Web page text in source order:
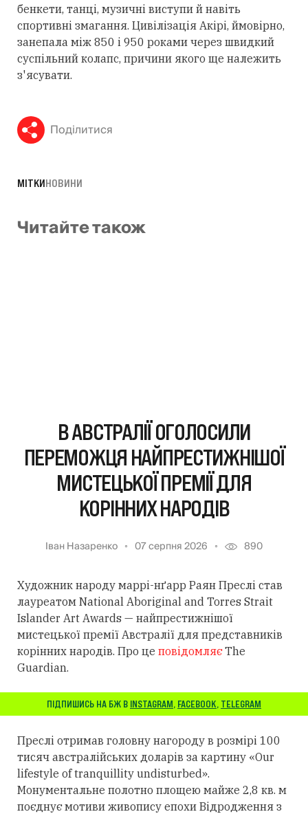
бенкети, танці, музичні виступи й навіть
спортивні змагання. Цивілізація Акірі, ймовірно,
занепала між 850 і 950 роками через швидкий
суспільний колапс, причини якого ще належить
з'ясувати.
Поділитися
МІТКИНОВИНИ
Читайте також
В АВСТРАЛІЇ ОГОЛОСИЛИ
ПЕРЕМОЖЦЯ НАЙПРЕСТИЖНІШОЇ
МИСТЕЦЬКОЇ ПРЕМІЇ ДЛЯ
КОРІННИХ НАРОДІВ
Іван Назаренко 07 серпня 2026 890
Художник народу маррі-нґарр Раян Преслі став
лауреатом National Aboriginal and Torres Strait
Islander Art Awards — найпрестижнішої
мистецької премії Австралії для представників
корінних народів. Про це повідомляєThe
Guardian.
ПІДПИШИСЬ НА БЖ В INSTAGRAM, FACEBOOK, TELEGRAM
Преслі отримав головну нагороду в розмірі 100
тисяч австралійських доларів за картину «Our
lifestyle of tranquillity undisturbed».
Монументальне полотно площею майже 2,8 кв. м
поєднує мотиви живопису епохи Відродження з